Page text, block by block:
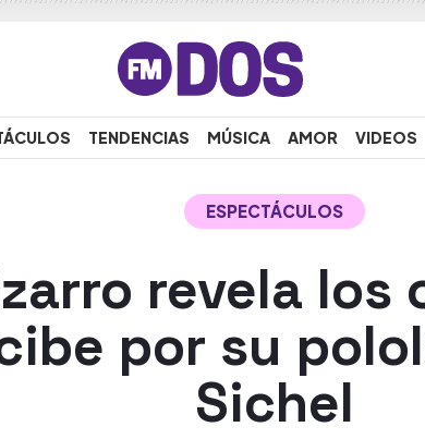
TENDENCIAS MÚSICA AMOR VIDEOS
ESPECTÁCULOS
revela los
por su
Sichel